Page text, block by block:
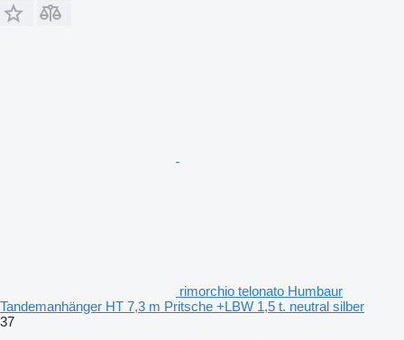
rimorchio telonato Humbaur
Tandemanhänger HT 7,3 m Pritsche +LBW 1,5 t. neutral silber
37